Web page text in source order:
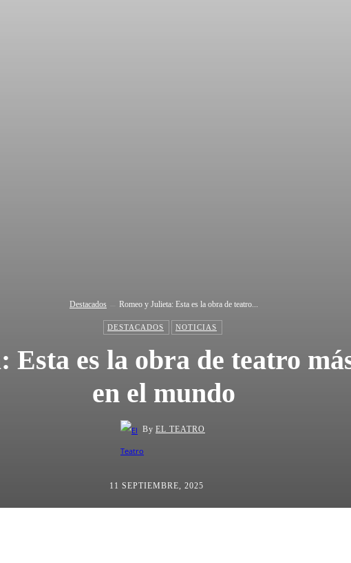
Destacados Romeo y Julieta: Esta es la obra de teatro...
DESTACADOS NOTICIAS
Esta es la obra de teatro
en el mundo
By EL TEATRO
11 SEPTIEMBRE, 2025